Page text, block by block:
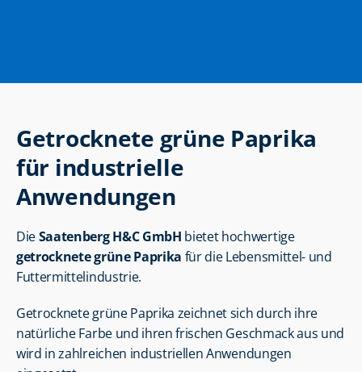
Getrocknete grüne Paprika
für industrielle
Anwendungen
Die Saatenberg H&C GmbH
bietet hochwertige
getrocknete grüne Paprika für die Lebensmittel- und
Futtermittelindustrie.
Getrocknete grüne Paprika zeichnet sich durch ihre
natürliche Farbe und ihren frischen Geschmack aus und
wird in zahlreichen industriellen Anwendungen